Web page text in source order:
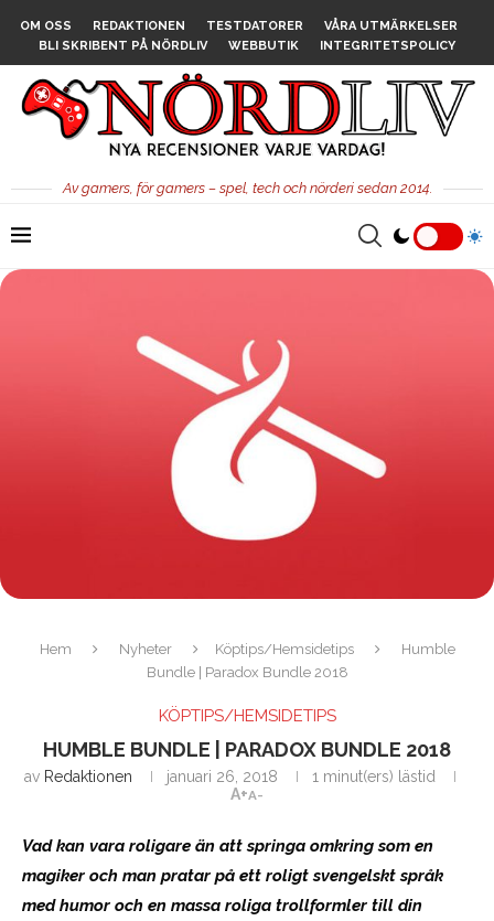
OM OSS REDAKTIONEN TESTDATORER
VÅRA UTMÄRKELSER
BLI SKRIBENT PÅ NÖRDLIV
WEBBUTIK INTEGRITETSPOLICY
Av gamers, för gamers – spel, tech och nörderi sedan 2014.
Hem Nyheter Köptips/Hemsidetips
Humble
Bundle | Paradox Bundle 2018
KÖPTIPS/HEMSIDETIPS
HUMBLE BUNDLE | PARADOX BUNDLE 2018
av Redaktionen januari 26, 2018
1 minut(ers) lästid
A+A-
Vad kan vara roligare än att springa omkring som en
magiker och man pratar på ett roligt svengelskt språk
med humor och en massa roliga trollformler till din